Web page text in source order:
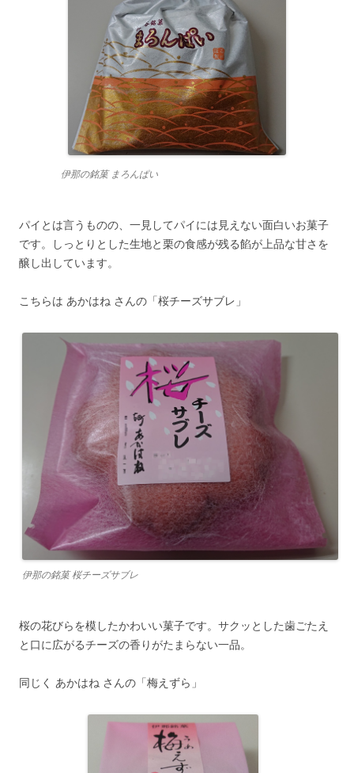
伊那の銘菓 まろんぱい
パイとは言うものの、一見してパイには見えない面白いお菓子
です。しっとりとした生地と栗の食感が残る餡が上品な甘さを
醸し出しています。
こちらは あかはね さんの「桜チーズサブレ」
伊那の銘菓 桜チーズサブレ
桜の花びらを模したかわいい菓子です。サクッとした歯ごたえ
と口に広がるチーズの香りがたまらない一品。
同じく あかはね さんの「梅えずら」